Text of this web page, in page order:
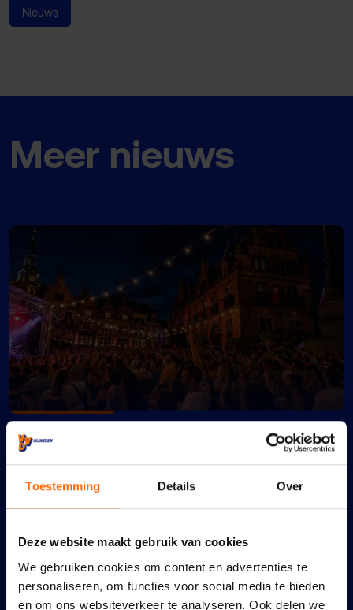
Toestemming Details Over
Deze website maakt gebruik van cookies
We gebruiken cookies om content en advertenties te
personaliseren, om functies voor social media te bieden
en om ons websiteverkeer te analyseren. Ook delen we
Nieuws
Meer nieuws
Een geweldig feest verdient
goede bescherming
6 augustus 2026
Maidenspeech Dennis